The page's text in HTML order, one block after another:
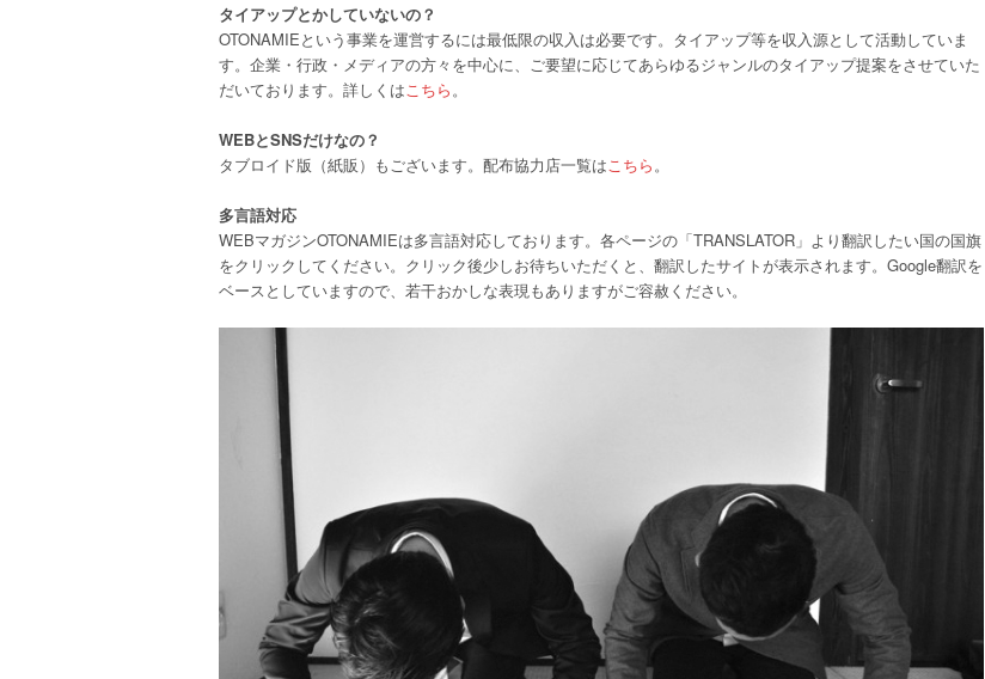
タイアップとかしていないの？
OTONAMIEという事業を運営するには最低限の収入は必要です。タイアップ等を収入源として活動していま
す。企業・行政・メディアの方々を中心に、ご要望に応じてあらゆるジャンルのタイアップ提案をさせていた
だいております。詳しくは こちら 。
WEBとSNSだけなの？
タブロイド版（紙販）もございます。配布協力店一覧は こちら 。
多言語対応
WEBマガジンOTONAMIEは多言語対応しております。各ページの「TRANSLATOR」より翻訳したい国の国旗
をクリックしてください。クリック後少しお待ちいただくと、翻訳したサイトが表示されます。Google翻訳を
ベースとしていますので、若干おかしな表現もありますがご容赦ください。